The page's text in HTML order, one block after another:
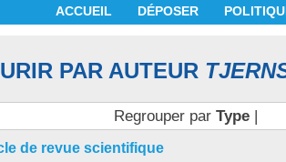
ACCUEIL DÉPOSER
PAR AUTEUR
Regrouper par Type|
de revue scientifique